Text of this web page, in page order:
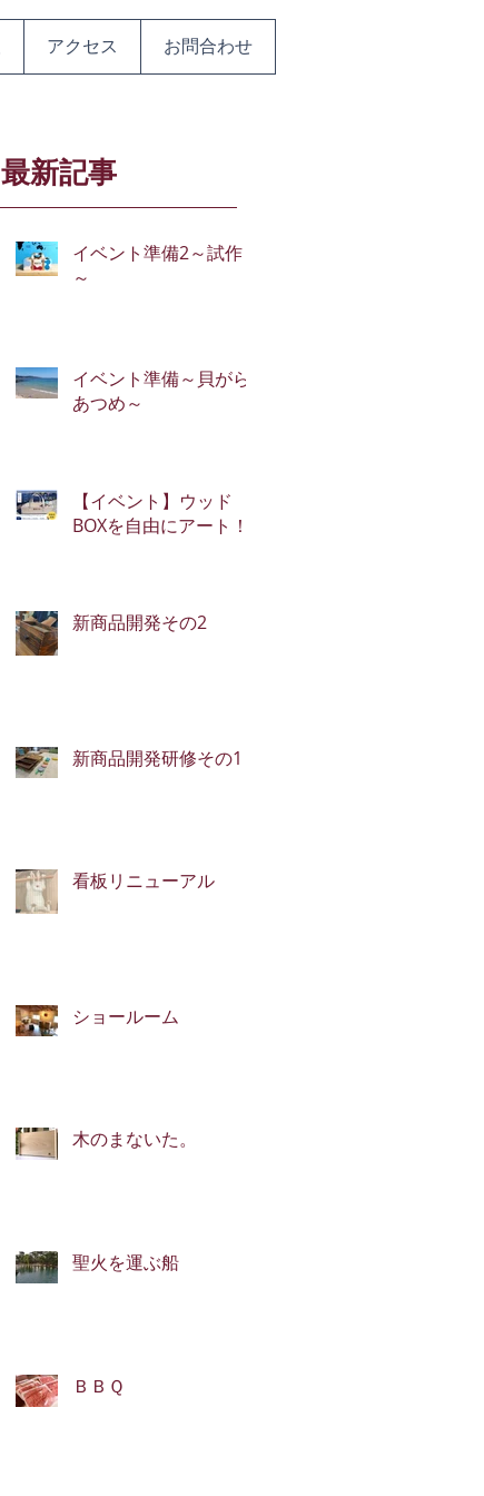
アクセス お問合わせ
最新記事
イベント準備2～試作
～
イベント準備～貝がら
あつめ～
【イベント】ウッド
BOXを自由にアート！
新商品開発その2
新商品開発研修その1
看板リニューアル
ショールーム
木のまないた。
聖火を運ぶ船
ＢＢＱ